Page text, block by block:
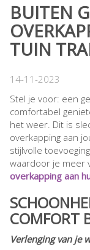
BUITEN
TUIN
14-11-2023
Stel je voor: een
comfortabel
het weer. Dit is
overkapping aan
stijlvolle
waardoor je meer
overkapping aan
COMFORT
Verlenging van je